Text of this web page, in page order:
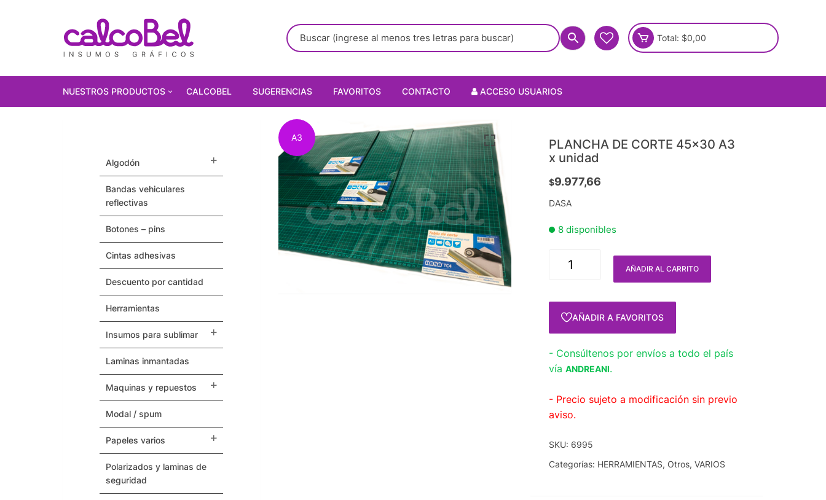
Total: $0,00
NUESTROS PRODUCTOS
Polarizados
Vinilos Autoadhesivos
Pulseras / Precintos Tyvek
Herramientas
Termovinilos
Posicionadores
Cintas Adhesivas
Papeles Varios
Laminas Inmantadas
CALCOBEL SUGERENCIAS FAVORITOS CONTACTO ACCESO USUARIOS
A3
PLANCHA DE CORTE 45×30 A3
x unidad
$9.977,66
DASA
8 disponibles
AÑADIR AL CARRITO
AÑADIR A FAVORITOS
- Consúltenos por envíos a todo el país
víaANDREANI.
- Precio sujeto a modificación sin previo
aviso.
SKU: 6995
Categorías: HERRAMIENTAS,Otros,VARIOS
algodón
bandas vehiculares
reflectivas
botones – pins
cintas adhesivas
descuento por cantidad
herramientas
insumos para sublimar
laminas inmantadas
maquinas y repuestos
modal / spum
papeles varios
polarizados y laminas de
seguridad